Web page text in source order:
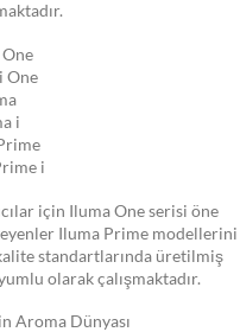
One
i
i
için Iluma One serisi öne
Iluma Prime modellerini
standartlarında üretilmiş
olarak çalışmaktadır.
Aroma Dünyası